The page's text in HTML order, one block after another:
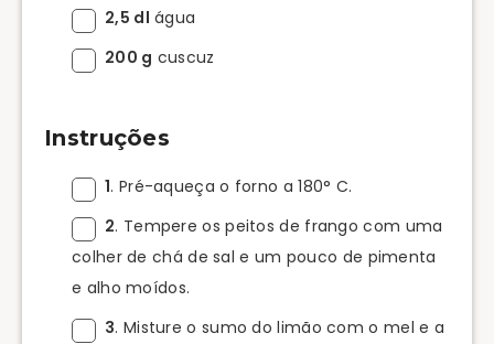
2,5 dl água
200 g cuscuz
Instruções
1. Pré-aqueça o forno a 180° C.
2. Tempere os peitos de frango com uma
colher de chá de sal e um pouco de pimenta
e alho moídos.
3. Misture o sumo do limão com o mel e a